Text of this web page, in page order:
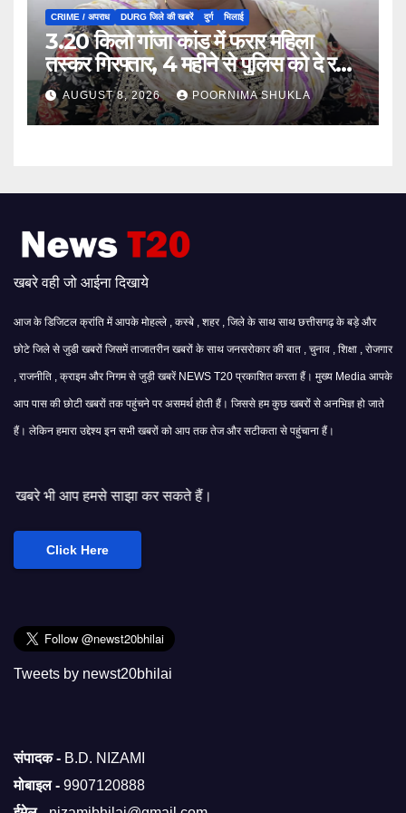
CRIME / अपराध DURG जिले की खबरें दुर्ग भिलाई
3.20 किलो गांजा कांड में फरार महिला
तस्कर गिरफ्तार, 4 महीने से पुलिस को दे रही
थी चकमा…
AUGUST 8, 2026 POORNIMA SHUKLA
खबरे वही जो आईना दिखाये
आज के डिजिटल क्रांति में आपके मोहल्ले , कस्बे , शहर , जिले के साथ साथ छत्तीसगढ़ के बड़े और
छोटे जिले से जुडी खबरों जिसमें ताजातरीन खबरों के साथ जनसरोकार की बात , चुनाव , शिक्षा , रोजगार
, राजनीति , क्राइम और निगम से जुड़ी खबरें NEWS T20 प्रकाशित करता हैं। मुख्य Media आपके
आप पास की छोटी खबरों तक पहुंचने पर असमर्थ होती हैं। जिससे हम कुछ खबरों से अनभिज्ञ हो जाते
हैं। लेकिन हमारा उद्देश्य इन सभी खबरों को आप तक तेज और सटीकता से पहुंचाना हैं।
साझा कर सकते हैं।
Click Here
Tweets by newst20bhilai
संपादक - B.D. NIZAMI
मोबाइल - 9907120888